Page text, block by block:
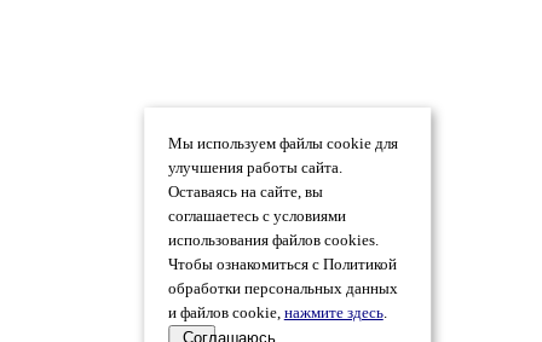
Мы используем файлы cookie для
улучшения работы сайта.
Оставаясь на сайте, вы
соглашаетесь с условиями
использования файлов cookies.
Чтобы ознакомиться с Политикой
обработки персональных данных
и файлов cookie, нажмите здесь.
Соглашаюсь